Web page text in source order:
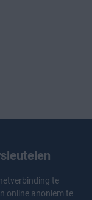
te
online anoniem te